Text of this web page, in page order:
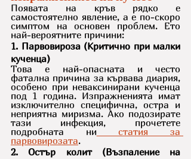
Появата на кръв рядко е
самостоятелно явление, а е по-скоро
симптом на основен проблем. Ето
най-вероятните причини:
1. Парвовироза (Критично при малки
кученца)
Това е най-опасната и често
фатална причина за кървава диария,
особено при неваксинирани кученца
под 1 година. Изпражненията имат
изключително специфична, остра и
неприятна миризма. Ако подозирате
тази инфекция, прочетете
подробната ни статия за
парвовирозата.
2. Остър колит (Възпаление на